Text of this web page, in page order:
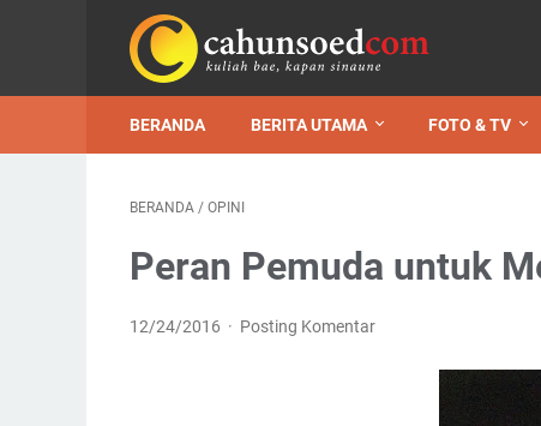
BERANDA BERITA UTAMA FOTO & TV
BERANDA / OPINI
Peran Pemuda untuk
12/24/2016 Posting Komentar